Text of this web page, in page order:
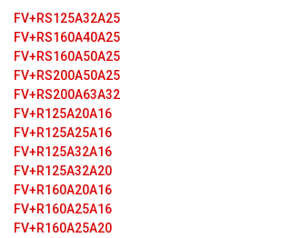
FV+RS125A32A25
FV+RS160A40A25
FV+RS160A50A25
FV+RS200A50A25
FV+RS200A63A32
FV+R125A20A16
FV+R125A25A16
FV+R125A32A16
FV+R125A32A20
FV+R160A20A16
FV+R160A25A16
FV+R160A25A20